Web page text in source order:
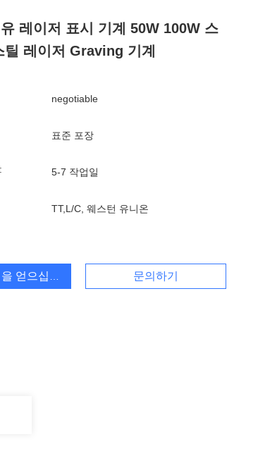
레이저 표시 기계 50W 100W 스
틸 레이저 Graving 기계
negotiable
표준 포장
5-7 작업일
TT,L/C, 웨스턴 유니온
얻으십시오 문의하기